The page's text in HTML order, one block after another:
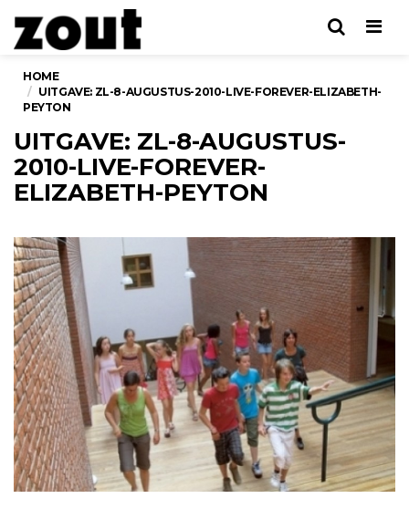
HOME
UITGAVE: ZL-8-AUGUSTUS-2010-LIVE-FOREVER-ELIZABETH-
PEYTON
UITGAVE: ZL-8-AUGUSTUS-
2010-LIVE-FOREVER-
ELIZABETH-PEYTON